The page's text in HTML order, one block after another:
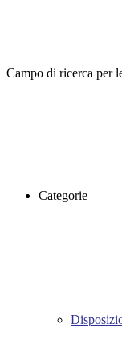
Campo di ricerca per
Categorie